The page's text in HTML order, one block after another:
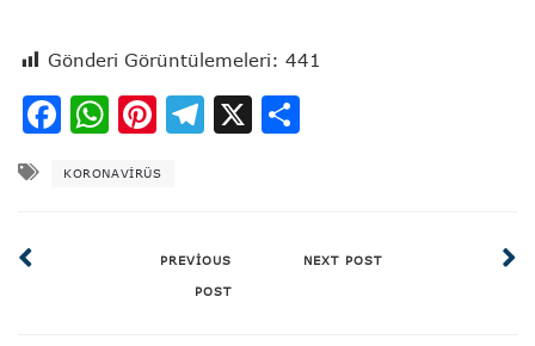
Gönderi Görüntülemeleri: 441
Facebook
WhatsApp
Pinterest
Telegram
X
KORONAVIRÜS
PREVIOUS
POST
NEXT POST